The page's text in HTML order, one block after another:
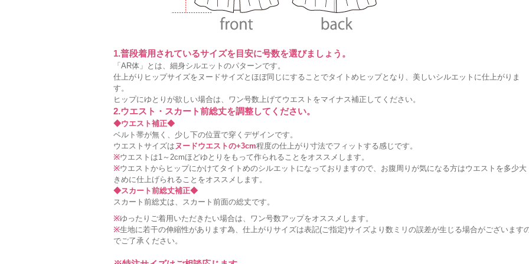
1.普段着用されているサイズを目安に号数を選びましょう。
「AR体」とは、細身シルエットのパターンです。
仕上がりヒップサイズをヌードサイズとほぼ同じにすることでタイトめヒップとなり、美しいシルエットに仕上がりま
す。
ヒップにゆとりが欲しい場合は、ワン号数上げてウエストをマイナス補正してください。
2.ウエスト・スカート前総丈を調整してください。
◆ウエスト補正◆
ベルト帯が無く、少し下の位置で穿くデザインです。
ウエストサイズは ヌードウエストの+3cm程度の仕上がり寸法でフィットする感じです。
※ウエストは1～2cmほどゆとりをもって作られることをオススメします。
※ウエストからヒップにかけてタイトめのシルエットになっておりますので、お腹周りが気になる方はウエストを多少大
きめに仕上げられることをオススメします。
◆スカート前総丈補正◆
スカート前総丈は、スカート前面の総丈です。
※ゆったりご着用いただきたい場合は、ワン号数アップをオススメします。
※生地に若干の伸縮性があります為、仕上がりサイズは表記(ご指定)サイズより数ミリの誤差が生じる場合がございます
でご了承ください。